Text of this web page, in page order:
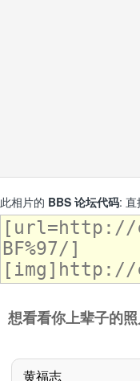
此相片的 BBS 论坛代码: 直
想看看你上辈子的